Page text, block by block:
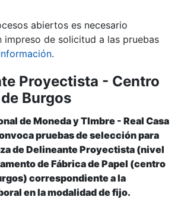
abiertos es necesario
impreso de solicitud a las pruebas
.
Proyectista - Centro
Burgos
de Moneda y Tlmbre - Real Casa
pruebas de selección para
de Delineante Proyectista (nivel
de Fábrica de Papel (centro
correspondiente a la
en la modalidad de fijo.